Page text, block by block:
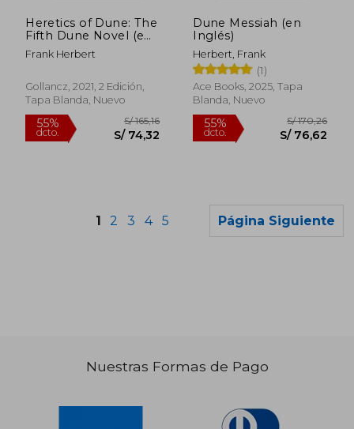
55%
dcto.
S/ 595,20
S/ 267,84
55%
dcto.
55% S/ 150,76 10%
dcto.
Heretics of Dune: The
Fifth Dune Novel (en
Inglés)
Frank Herbert
Gollancz, 2021, 2 Edición,
Tapa Blanda, Nuevo
Dune Messiah (en
Inglés)
Herbert, Frank
(1)
Ace Books, 2025, Tapa
Blanda, Nuevo
1 2 3 4 5 Página Siguiente
Nuestras Formas de Pago